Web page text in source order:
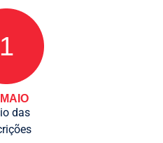
1
das